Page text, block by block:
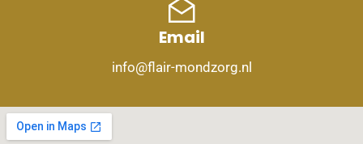
Email
info@flair-mondzorg.nl